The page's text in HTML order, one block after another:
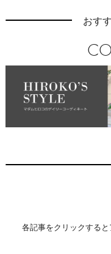
おす
各記事をクリックすると